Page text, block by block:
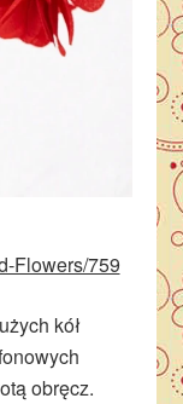
Flowers/759
kół
obręcz.